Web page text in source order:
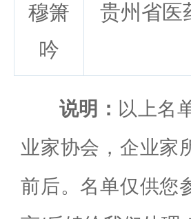
穆箫
吟
贵州省医
说明： 以上名
业家协会，企业家
前后。名单仅供您